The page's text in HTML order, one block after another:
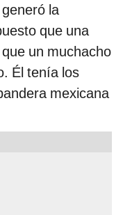
la
que una
un muchacho
Él tenía los
mexicana